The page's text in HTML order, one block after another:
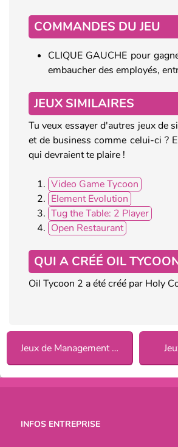
COMMANDES DU JEU
CLIQUE GAUCHE pour
embaucher des employés,
JEUX SIMILAIRES
Tu veux essayer d'autres jeux de
et de business comme celui-ci ?
qui devraient te plaire !
Video Game Tycoon
Element Evolution
Tug the Table: 2 Player
Open Restaurant
QUI A CRÉÉ OIL
Oil Tycoon 2 a été créé par Holy
Jeux de Management pour Filles
INFOS ENTREPRISE